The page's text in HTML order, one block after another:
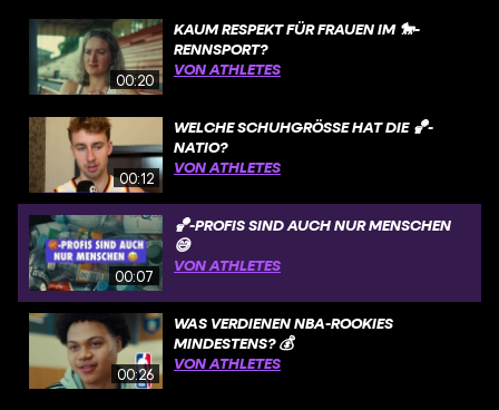
00:20
KAUM RESPEKT FÜR FRAUEN IM 🐎-
RENNSPORT?
VON ATHLETES
00:12
WELCHE SCHUHGRÖSSE HAT DIE 🏀-N
ATIO?
VON ATHLETES
00:07
🏀-PROFIS SIND AUCH NUR MENSCHEN
😅
VON ATHLETES
00:26
WAS VERDIENEN NBA-ROOKIES
MINDESTENS? 💰
VON ATHLETES